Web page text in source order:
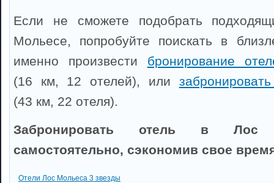
Если не сможете подобрать
Мольесе, попробуйте поискать в
именно произвести бронирование
(16 км, 12 отелей), или
(43 км, 22 отеля).
Забронировать отель в Лос
самостоятельно, сэкономив свое
Отели Лос Мольеса 3 звезды